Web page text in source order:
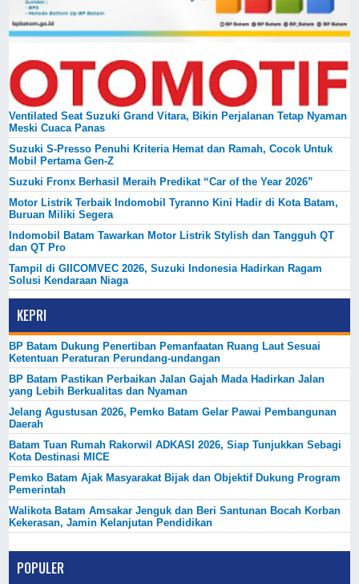
Ventilated Seat Suzuki Grand Vitara, Bikin Perjalanan Tetap Nyaman
Meski Cuaca Panas
Suzuki S-Presso Penuhi Kriteria Hemat dan Ramah, Cocok Untuk
Mobil Pertama Gen-Z
Suzuki Fronx Berhasil Meraih Predikat “Car of the Year 2026”
Motor Listrik Terbaik Indomobil Tyranno Kini Hadir di Kota Batam,
Buruan Miliki Segera
Indomobil Batam Tawarkan Motor Listrik Stylish dan Tangguh QT
dan QT Pro
Tampil di GIICOMVEC 2026, Suzuki Indonesia Hadirkan Ragam
Solusi Kendaraan Niaga
KEPRI
BP Batam Dukung Penertiban Pemanfaatan Ruang Laut Sesuai
Ketentuan Peraturan Perundang-undangan
BP Batam Pastikan Perbaikan Jalan Gajah Mada Hadirkan Jalan
yang Lebih Berkualitas dan Nyaman
Jelang Agustusan 2026, Pemko Batam Gelar Pawai Pembangunan
Daerah
Batam Tuan Rumah Rakorwil ADKASI 2026, Siap Tunjukkan Sebagi
Kota Destinasi MICE
Pemko Batam Ajak Masyarakat Bijak dan Objektif Dukung Program
Pemerintah
Walikota Batam Amsakar Jenguk dan Beri Santunan Bocah Korban
Kekerasan, Jamin Kelanjutan Pendidikan
POPULER